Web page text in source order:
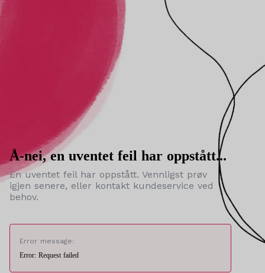
Å-nei, en uventet feil har oppstått...
En uventet feil har oppstått. Vennligst prøv
igjen senere, eller kontakt kundeservice ved
behov.
Error message:
Error: Request failed